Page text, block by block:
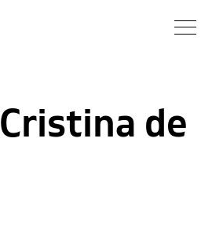
Galéria
Cristina de